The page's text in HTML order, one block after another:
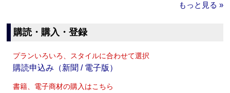
もっと見る »
購読・購入・登録
プランいろいろ、スタイルに合わせて選択
購読申込み（新聞 / 電子版）
書籍、電子商材の購入はこちら